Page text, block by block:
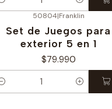
50804|Franklin
Set de Juegos para
exterior 5 en 1
$79.990